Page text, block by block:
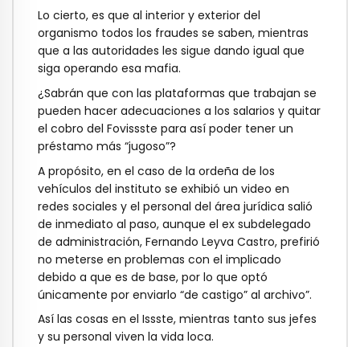
Lo cierto, es que al interior y exterior del
organismo todos los fraudes se saben, mientras
que a las autoridades les sigue dando igual que
siga operando esa mafia.
¿Sabrán que con las plataformas que trabajan se
pueden hacer adecuaciones a los salarios y quitar
el cobro del Fovissste para así poder tener un
préstamo más “jugoso”?
A propósito, en el caso de la ordeña de los
vehículos del instituto se exhibió un video en
redes sociales y el personal del área jurídica salió
de inmediato al paso, aunque el ex subdelegado
de administración, Fernando Leyva Castro, prefirió
no meterse en problemas con el implicado
debido a que es de base, por lo que optó
únicamente por enviarlo “de castigo” al archivo”.
Así las cosas en el Issste, mientras tanto sus jefes
y su personal viven la vida loca.